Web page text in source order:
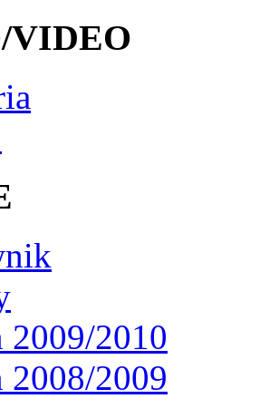
VIDEO
2009/2010
2008/2009